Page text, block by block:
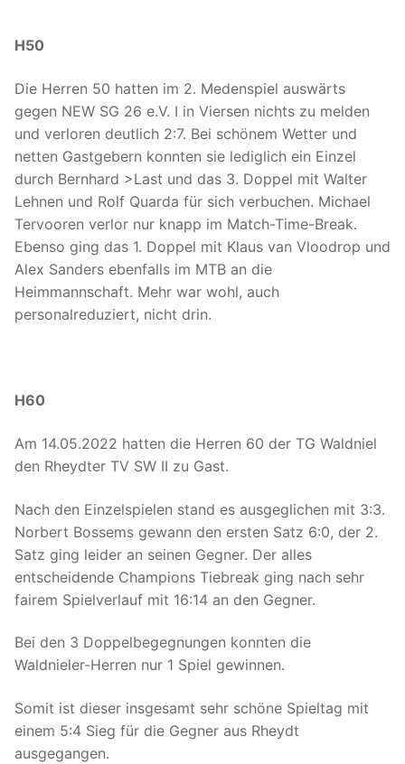
H50
Die Herren 50 hatten im 2. Medenspiel auswärts
gegen NEW SG 26 e.V. I in Viersen nichts zu melden
und verloren deutlich 2:7. Bei schönem Wetter und
netten Gastgebern konnten sie lediglich ein Einzel
durch Bernhard >Last und das 3. Doppel mit Walter
Lehnen und Rolf Quarda für sich verbuchen. Michael
Tervooren verlor nur knapp im Match-Time-Break.
Ebenso ging das 1. Doppel mit Klaus van Vloodrop und
Alex Sanders ebenfalls im MTB an die
Heimmannschaft. Mehr war wohl, auch
personalreduziert, nicht drin.
H60
Am 14.05.2022 hatten die Herren 60 der TG Waldniel
den Rheydter TV SW II zu Gast.
Nach den Einzelspielen stand es ausgeglichen mit 3:3.
Norbert Bossems gewann den ersten Satz 6:0, der 2.
Satz ging leider an seinen Gegner. Der alles
entscheidende Champions Tiebreak ging nach sehr
fairem Spielverlauf mit 16:14 an den Gegner.
Bei den 3 Doppelbegegnungen konnten die
Waldnieler-Herren nur 1 Spiel gewinnen.
Somit ist dieser insgesamt sehr schöne Spieltag mit
einem 5:4 Sieg für die Gegner aus Rheydt
ausgegangen.